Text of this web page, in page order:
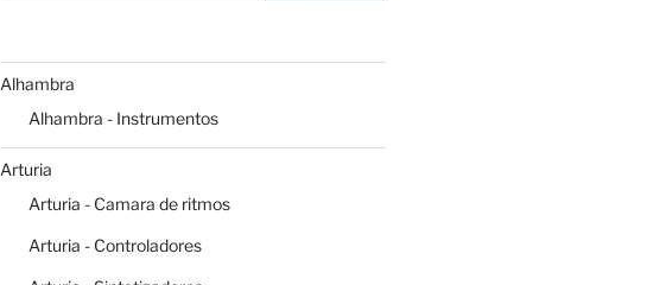
Alhambra
Alhambra - Instrumentos
Arturia
Arturia - Camara de ritmos
Arturia - Controladores